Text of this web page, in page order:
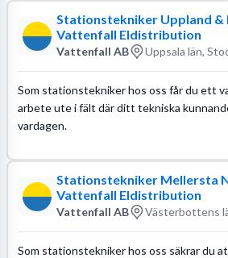
Stationstekniker Uppland &
Vattenfall Eldistribution
Vattenfall AB Uppsala län,
Som stationstekniker hos oss får du ett
arbete ute i fält där ditt tekniska
vardagen.
Stationstekniker Mellersta
Vattenfall Eldistribution
Vattenfall AB Västerbottens
Som stationstekniker hos oss säkrar du